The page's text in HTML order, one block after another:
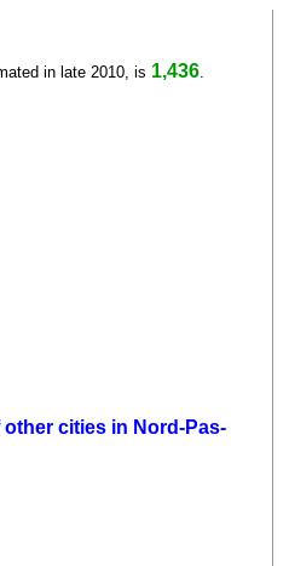
in late 2010, is 1,436
cities in Nord-Pas-